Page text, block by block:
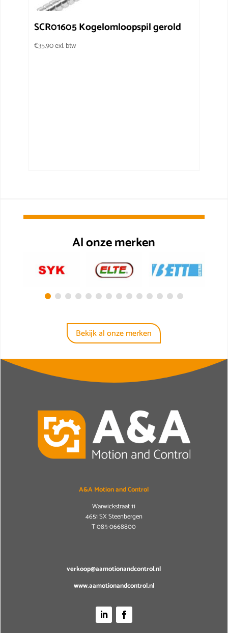
SCR01605 Kogelomloopspil gerold
€35.90exl. btw
Al onze merken
Bekijk al onze merken
A&A Motion and Control
Warwickstraat 11
4651 SX Steenbergen
T085-0668800
verkoop@aamotionandcontrol.nl
www.aamotionandcontrol.nl